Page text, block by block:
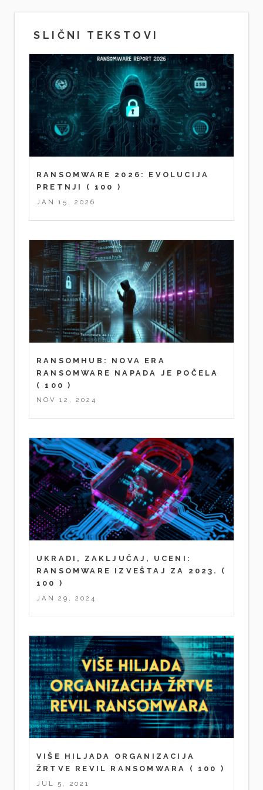
SLIČNI TEKSTOVI
RANSOMWARE 2026: EVOLUCIJA
PRETNJI
( 100 )
JAN 15, 2026
RANSOMHUB: NOVA ERA
RANSOMWARE NAPADA JE POČELA
( 100 )
NOV 12, 2024
UKRADI, ZAKLJUČAJ, UCENI:
RANSOMWARE IZVEŠTAJ ZA 2023.
(
100 )
JAN 29, 2024
VIŠE HILJADA ORGANIZACIJA
ŽRTVE REVIL RANSOMWARA
( 100 )
JUL 5, 2021